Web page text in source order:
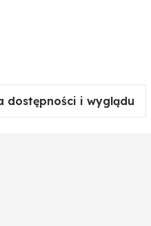
dostępności i wyglądu